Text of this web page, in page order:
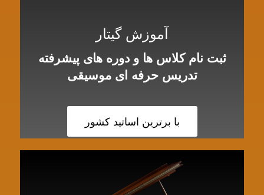
آموزش گیتار
ثبت نام کلاس ها و دوره های پیشرفته
تدریس حرفه ای موسیقی
با برترین اساتید کشور